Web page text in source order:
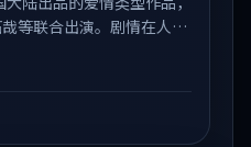
等联合出演。剧情在人物
叙事张力与视听质感。适
产剧与院线佳片的观众收